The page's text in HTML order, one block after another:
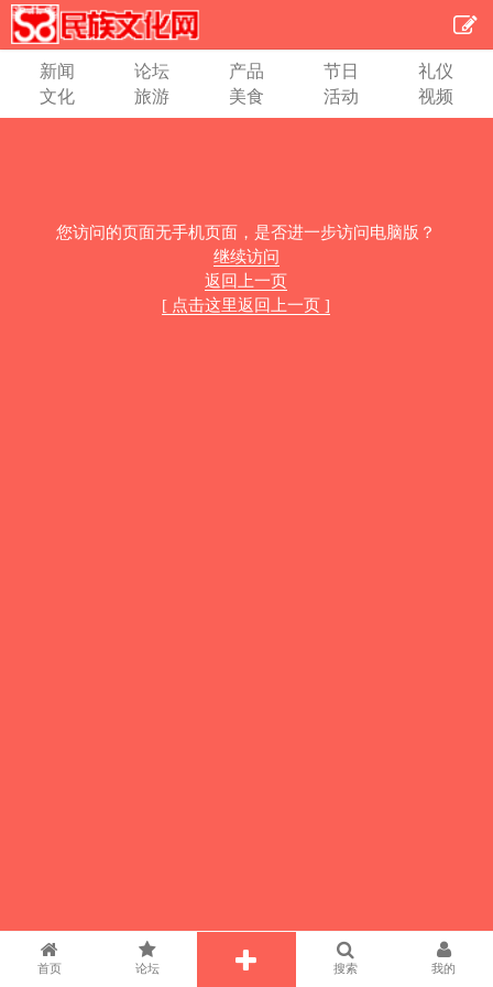
新闻 论坛 产品 节日
礼仪
文化
旅游 美食 活动 视频
您访问的页面无手机页面，是否进一步访问电脑版？
继续访问
返回上一页
[ 点击这里返回上一页 ]
首页 论坛 搜索 我的